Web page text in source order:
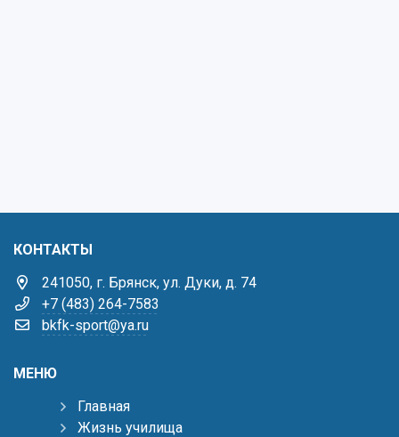
КОНТАКТЫ
241050, г. Брянск, ул. Дуки, д. 74
+7 (483) 264-7583
bkfk-sport@ya.ru
МЕНЮ
Главная
Жизнь училища